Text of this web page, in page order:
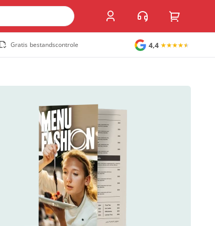
Vloerstickers
Vlaggen en accessoires
Accessoires
Vlaggen
Populair
Overig
Kofferlabel
Sandwichborden
Tuincirkel
Gratis bestandscontrole 4,4